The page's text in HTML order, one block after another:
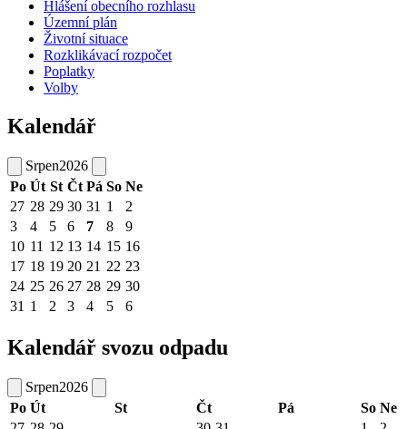
Hlášení obecního rozhlasu
Územní plán
Životní situace
Rozklikávací rozpočet
Poplatky
Volby
Kalendář
Srpen2026
Po Út St Čt Pá So Ne
27 28 29 30 31 1
2
3
4 5 6 7 8
9
10 11 12 13 14 15 16
17 18 19 20 21 22 23
24 25 26 27 28 29 30
31 1 2 3 4 5 6
Kalendář svozu odpadu
Srpen2026
Po Út St Čt Pá So Ne